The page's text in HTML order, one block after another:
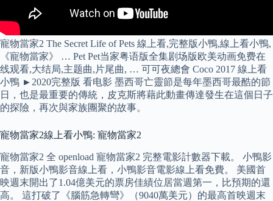
寵物當家2 The Secret Life of Pets 線上看,完整版小鴨,線上看小鴨,
《寵物當家》 … Pet Pet当家粤语版全集剧场版欧美动画免费在
线观看,大结局,主题曲,片尾曲, … 可可夜總會 Coco 2017 線上看
小鴨 ►2020完整版 看电影 墨西哥亡靈節是每年墨西哥最酷的節
日，也是最重要的傳統，皮克斯將藉此動畫傳達發生在這個日子
的探險，再次與家族團聚的故事。
寵物當家2線上看小鴨: 寵物當家2
寵物當家2 全 openload 寵物當家2 完整電影計數器下載。 小鴨影
音，新版小鴨影音線上看，小鴨影音電影線上看免費。 美國首
映週末開出了1.04億美元的票房佳績位居當週第一，比預期的還
高。 這打破了《腦筋急轉彎》（9040萬美元）的最高首映週末